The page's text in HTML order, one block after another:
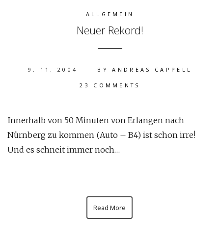
ALLGEMEIN
Neuer Rekord!
9. 11. 2004 BYANDREAS CAPPELL
23 COMMENTS
Innerhalb von 50 Minuten von Erlangen nach
Nürnberg zu kommen (Auto – B4) ist schon irre!
Und es schneit immer noch…
Read More